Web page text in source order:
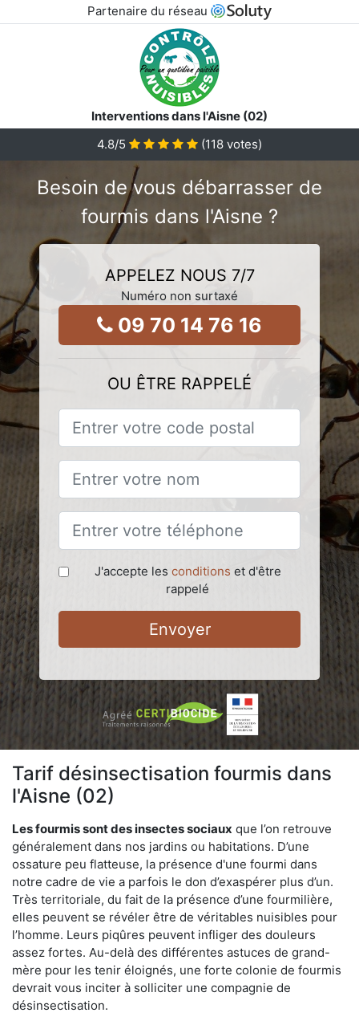
Partenaire du réseau
Interventions dans l'Aisne (02)
4.8/5 (118 votes)
Besoin de vous débarrasser de
fourmis dans l'Aisne ?
APPELEZ NOUS 7/7
Numéro non surtaxé
09 70 14 76 16
OU ÊTRE RAPPELÉ
J'accepte les conditions et d'être
rappelé
Envoyer
Tarif désinsectisation fourmis dans
l'Aisne (02)
Les fourmis sont des insectes sociaux que l’on retrouve
généralement dans nos jardins ou habitations. D’une
ossature peu flatteuse, la présence d'une fourmi dans
notre cadre de vie a parfois le don d’exaspérer plus d’un.
Très territoriale, du fait de la présence d’une fourmilière,
elles peuvent se révéler être de véritables nuisibles pour
l’homme. Leurs piqûres peuvent infliger des douleurs
assez fortes. Au-delà des différentes astuces de grand-
mère pour les tenir éloignés, une forte colonie de fourmis
devrait vous inciter à solliciter une compagnie de
désinsectisation.